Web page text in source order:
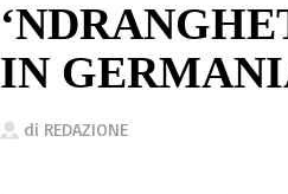
IN
di REDAZIONE